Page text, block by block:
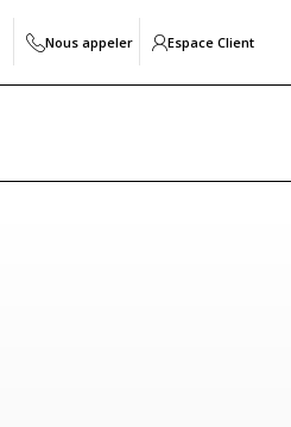
Nous appeler Espace Client